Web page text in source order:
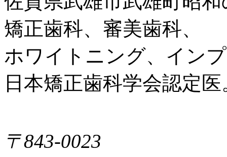
矯正歯科、審美歯科、
ホワイトニング、イン
日本矯正歯科学会認定
〒843-0023